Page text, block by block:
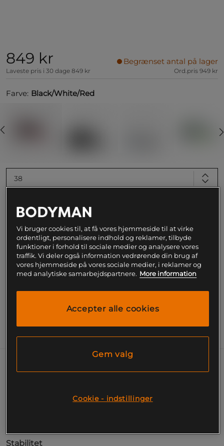
849 kr
Laveste pris i 30 dage 849 kr Ord.pris 949 kr
Begrænset antal på lager
Farve: Black/White/Red
38
Gratis fragt over 199
kr
Gratis
retur
14 dages
fortrydelsesret
SKU #CV5708-002R | EAN197601222402
Nike Savaleos, løftesko når de er bedst.
Information
Nike Savaleos har en flad og bred sål, der øger
du nemt kan placere kroppen korrekt samt at du får
Stabilitet
Vi bruger cookies til, at få vores hjemmeside til at virke
ordentligt, personalisere indhold og reklamer, tilbyde
funktioner i forhold til sociale medier og analysere vores
traffik. Vi deler også information vedrørende din brug af
vores hjemmeside på vores sociale medier, i reklamer og
med analytiske samarbejdspartnere. More information
Accepter alle cookies
Gem valg
Cookie - indstillinger